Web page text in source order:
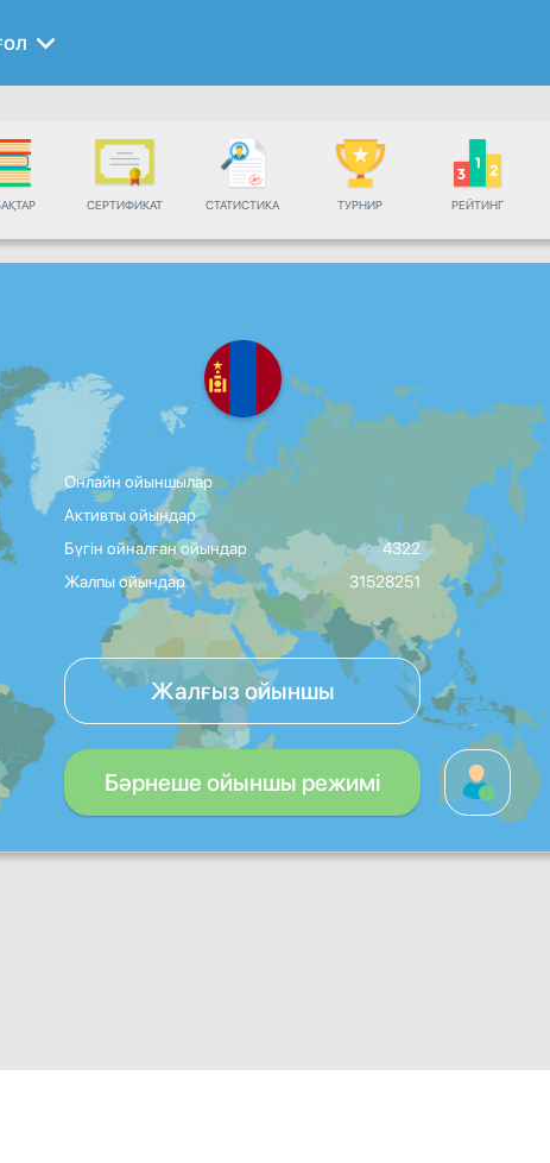
СЕРТИФИКАТ СТАТИСТИКА ТУРНИР РЕЙТИНГ
Онлайн ойыншылар
Активты ойындар
Бүгін ойналған ойындар
4322
Жалпы ойындар
31528251
Жалғыз ойыншы
Бәрнеше ойыншы режимі